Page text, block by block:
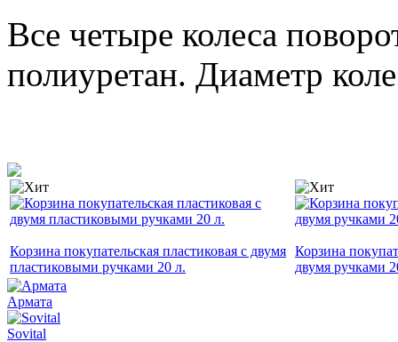
Все четыре колеса
полиуретан. Диаметр
Корзина покупательская пластиковая с двумя
пластиковыми ручками 20 л.
Корзина
двумя ручками
Армата
Sovital